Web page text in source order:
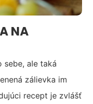
NA
sebe, ale taká
zálievka im
recept je zvlášť